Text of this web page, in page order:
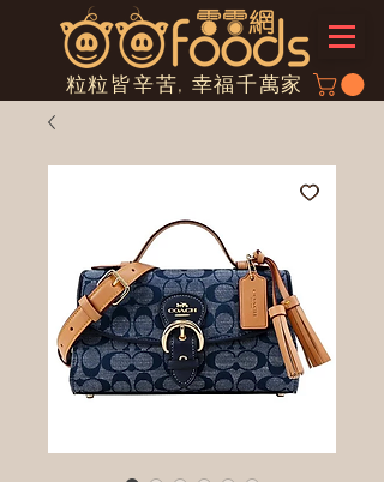
粒粒皆辛苦, 幸福千萬家